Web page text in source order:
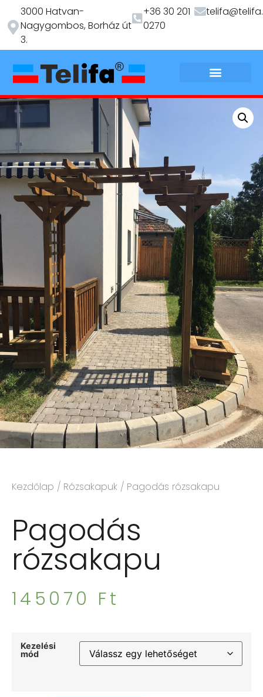
3000 Hatvan-
Nagygombos, Borház út
3.
+36 30 201
0270
Kezdőlap / Rózsakapuk / Pagodás rózsakapu
Pagodás
rózsakapu
145070 Ft
Kezelési
mód